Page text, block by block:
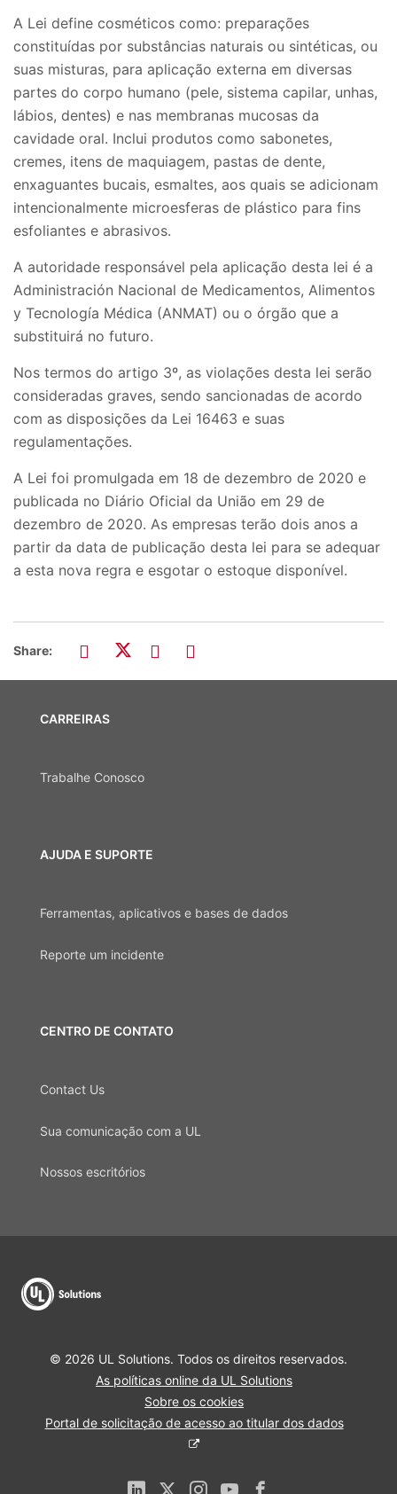
A Lei define cosméticos como: preparações
constituídas por substâncias naturais ou sintéticas, ou
suas misturas, para aplicação externa em diversas
partes do corpo humano (pele, sistema capilar, unhas,
lábios, dentes) e nas membranas mucosas da
cavidade oral. Inclui produtos como sabonetes,
cremes, itens de maquiagem, pastas de dente,
enxaguantes bucais, esmaltes, aos quais se adicionam
intencionalmente microesferas de plástico para fins
esfoliantes e abrasivos.
A autoridade responsável pela aplicação desta lei é a
Administración Nacional de Medicamentos, Alimentos
y Tecnología Médica (ANMAT) ou o órgão que a
substituirá no futuro.
Nos termos do artigo 3º, as violações desta lei serão
consideradas graves, sendo sancionadas de acordo
com as disposições da Lei 16463 e suas
regulamentações.
A Lei foi promulgada em 18 de dezembro de 2020 e
publicada no Diário Oficial da União em 29 de
dezembro de 2020. As empresas terão dois anos a
partir da data de publicação desta lei para se adequar
a esta nova regra e esgotar o estoque disponível.
Share:
CARREIRAS
Trabalhe Conosco
AJUDA E SUPORTE
Ferramentas, aplicativos e bases de dados
Reporte um incidente
CENTRO DE CONTATO
Contact Us
Sua comunicação com a UL
Nossos escritórios
© 2026 UL Solutions. Todos os direitos reservados.
As políticas online da UL Solutions
Sobre os cookies
Portal de solicitação de acesso ao titular dos dados